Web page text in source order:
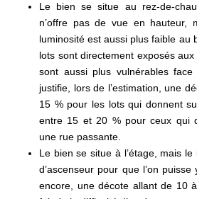
Le bien se situe au rez-de-
n’offre pas de vue en hauteur,
luminosité est aussi plus faible au
lots sont directement exposés
sont aussi plus vulnérables face
justifie, lors de l’estimation, une
15 % pour les lots qui donnent
entre 15 et 20 % pour ceux qui
une rue passante.
Le bien se situe à l’étage, mais
d’ascenseur pour que l’on
encore, une décote allant de 10